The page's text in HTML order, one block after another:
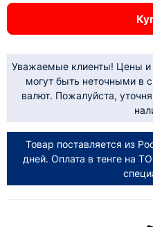
Уважаемые клиенты! Цены и
могут быть неточными в
валют. Пожалуйста,
Товар поставляется из
дней. Оплата в тенге на